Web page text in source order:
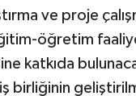
ve proje
öğretim
katkıda
birliğinin